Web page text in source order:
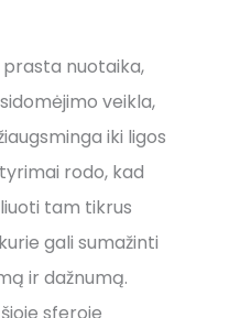
prasta nuotaika,
veikla,
iki ligos
rodo, kad
tam tikrus
gali sumažinti
ir dažnumą.